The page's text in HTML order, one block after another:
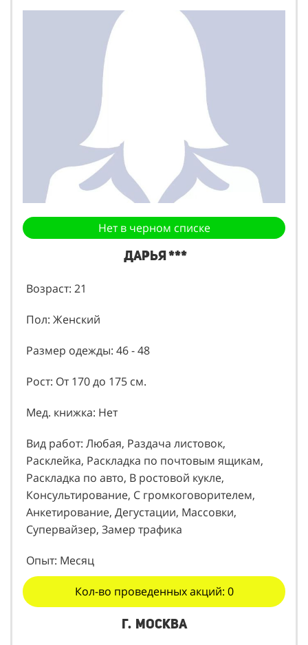
Нет в черном списке
Дарья ***
Возраст: 21
Пол: Женский
Размер одежды: 46 - 48
Рост: От 170 до 175 см.
Мед. книжка: Нет
Вид работ: Любая, Раздача листовок,
Расклейка, Раскладка по почтовым ящикам,
Раскладка по авто, В ростовой кукле,
Консультирование, С громкоговорителем,
Анкетирование, Дегустации, Массовки,
Супервайзер, Замер трафика
Опыт: Месяц
Кол-во проведенных акций: 0
г. Москва